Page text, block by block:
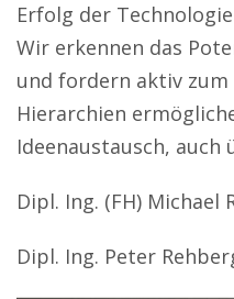
Erfolg der
Wir erkennen das
und fordern aktiv zum
Hierarchien
Ideenaustausch,
Dipl. Ing. (FH)
Dipl. Ing. Peter